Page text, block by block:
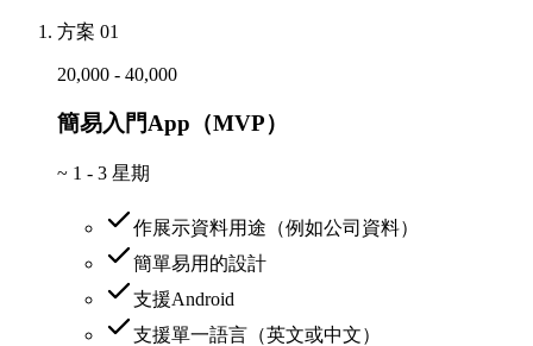
方案 01
20,000 - 40,000
簡易入門App（MVP）
~ 1 - 3 星期
作展示資料用途（例如公司資料）
簡單易用的設計
支援Android
支援單一語言（英文或中文）